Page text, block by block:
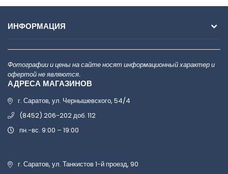
ИНФОРМАЦИЯ
Фотографии и цены на сайте носят информационный характер и
офертой не являются.
АДРЕСА МАГАЗИНОВ
г. Саратов, ул. Чернышевского, 54/4
(8452) 206-202 доб. 112
пн.-вс. 9:00 – 19:00
г. Саратов, ул. Танкистов 1-й проезд, 90